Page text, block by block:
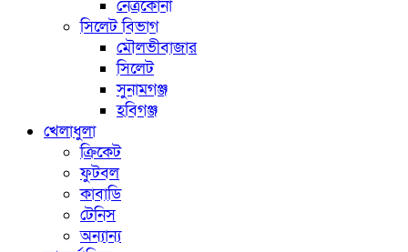
নেত্রকোনা
সিলেট বিভাগ
মৌলভীবাজার
সিলেট
সুনামগঞ্জ
হবিগঞ্জ
খেলাধুলা
ক্রিকেট
ফুটবল
কাবাডি
টেনিস
অন্যান্য